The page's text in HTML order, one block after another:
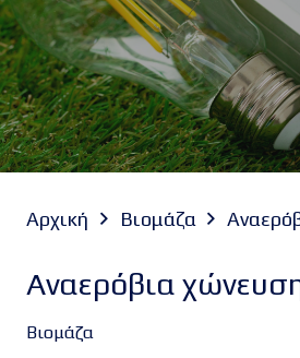
Αρχική Βιομάζα
Αναερόβια
Βιομάζα